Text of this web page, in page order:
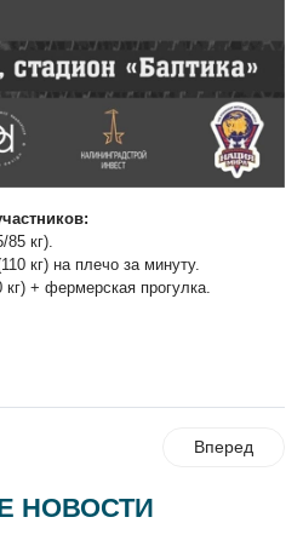
85 кг).
кг) на плечо за минуту.
+ фермерская прогулка.
Вперед
НОВОСТИ